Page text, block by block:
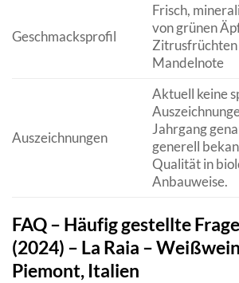
Geschmacksprofil
Frisch,
von grünen
Mandelnote
Auszeichnungen
Aktuell keine
Jahrgang
generell
Qualität in
Anbauweise.
FAQ – Häufig gestellte
(2024) – La Raia –
Piemont, Italien